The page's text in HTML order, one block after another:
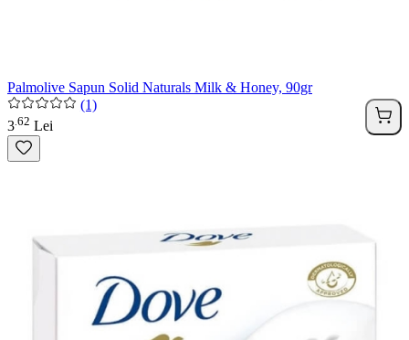
Palmolive Sapun Solid Naturals Milk & Honey, 90gr
(1)
3 62 Lei